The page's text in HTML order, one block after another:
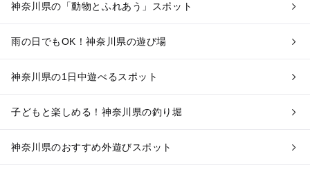
神奈川県の「動物とふれあう」スポット
雨の日でもOK！神奈川県の遊び場
神奈川県の1日中遊べるスポット
子どもと楽しめる！神奈川県の釣り堀
神奈川県のおすすめ外遊びスポット